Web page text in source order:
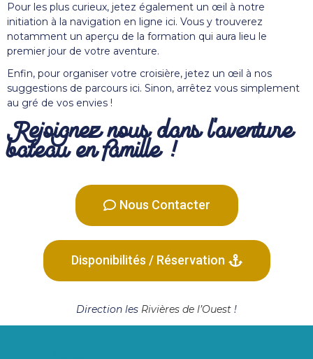
Pour les plus curieux, jetez également un œil à notre
initiation à la navigation en ligne ici. Vous y trouverez
notamment un aperçu de la formation qui aura lieu le
premier jour de votre aventure.
Enfin, pour organiser votre croisière, jetez un œil à nos
suggestions de parcours ici. Sinon, arrêtez vous simplement
au gré de vos envies !
Rejoignez nous dans l’aventure
bateau en famille !
Nous Contacter
Disponibilités / Réservation
Direction les Rivières de l’Ouest !